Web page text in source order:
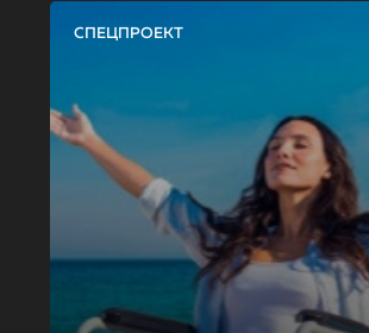
СПЕЦПРОЕКТ